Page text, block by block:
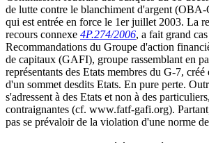
de lutte contre le blanchiment d'argent
qui est entrée en force le 1er juillet 2003. La
recours connexe 4P.274/2006, a fait grand
Recommandations du Groupe d'action
de capitaux (GAFI), groupe rassemblant en
représentants des Etats membres du G-7,
d'un sommet desdits Etats. En pure perte.
s'adressent à des Etats et non à des
contraignantes (cf. www.fatf-gafi.org).
pas se prévaloir de la violation d'une norme